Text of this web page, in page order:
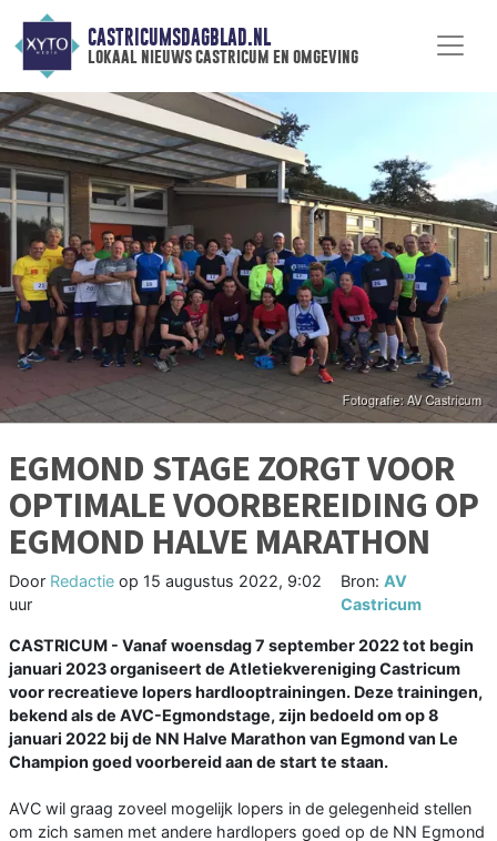
CASTRICUMSDAGBLAD.NL
lokaal nieuws castricum en omgeving
EGMOND STAGE ZORGT VOOR
OPTIMALE VOORBEREIDING OP
EGMOND HALVE MARATHON
Door Redactie op 15 augustus 2022, 9:02
uur
Bron:AV
Castricum
CASTRICUM - Vanaf woensdag 7 september 2022 tot begin
januari 2023 organiseert de Atletiekvereniging Castricum
voor recreatieve lopers hardlooptrainingen. Deze trainingen,
bekend als de AVC-Egmondstage, zijn bedoeld om op 8
januari 2022 bij de NN Halve Marathon van Egmond van Le
Champion goed voorbereid aan de start te staan.
AVC wil graag zoveel mogelijk lopers in de gelegenheid stellen
om zich samen met andere hardlopers goed op de NN Egmond